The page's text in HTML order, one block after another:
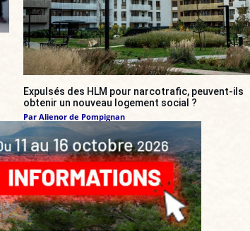
Expulsés des HLM pour narcotrafic, peuvent-ils
obtenir un nouveau logement social ?
Par Alienor de Pompignan